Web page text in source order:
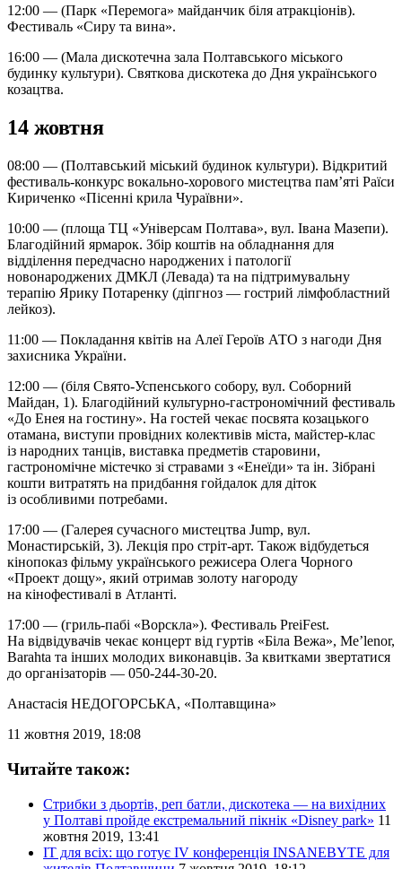
12:00 — (Парк «Перемога» майданчик біля атракціонів).
Фестиваль «Сиру та вина».
16:00 — (Мала дискотечна зала Полтавського міського
будинку культури). Святкова дискотека до Дня українського
козацтва.
14 жовтня
08:00 — (Полтавський міський будинок культури). Відкритий
фестиваль-конкурс вокально-хорового мистецтва пам’яті Раїси
Кириченко «Пісенні крила Чураївни».
10:00 — (площа ТЦ «Універсам Полтава», вул. Івана Мазепи).
Благодійний ярмарок. Збір коштів на обладнання для
відділення передчасно народжених і патології
новонароджених ДМКЛ (Левада) та на підтримувальну
терапію Ярику Потаренку (діпгноз — гострий лімфобластний
лейкоз).
11:00 — Покладання квітів на Алеї Героїв АТО з нагоди Дня
захисника України.
12:00 — (біля Свято-Успенського собору, вул. Соборний
Майдан, 1). Благодійний культурно-гастрономічний фестиваль
«До Енея на гостину». На гостей чекає посвята козацького
отамана, виступи провідних колективів міста, майстер-клас
із народних танців, виставка предметів старовини,
гастрономічне містечко зі стравами з «Енеїди» та ін. Зібрані
кошти витратять на придбання гойдалок для діток
із особливими потребами.
17:00 — (Галерея сучасного мистецтва Jump, вул.
Монастирській, 3). Лекція про стріт-арт. Також відбудеться
кінопоказ фільму українського режисера Олега Чорного
«Проект дощу», який отримав золоту нагороду
на кінофестивалі в Атланті.
17:00 — (гриль-пабі «Ворскла»). Фестиваль PreiFest.
На відвідувачів чекає концерт від гуртів «Біла Вежа», Me’lenor,
Barahta та інших молодих виконавців. За квитками звертатися
до організаторів — 050-244-30-20.
Анастасія НЕДОГОРСЬКА, «Полтавщина»
11 жовтня 2019, 18:08
Читайте також:
Стрибки з дьортів, реп батли, дискотека — на вихідних
у Полтаві пройде екстремальний пікнік «Disney park» 11
жовтня 2019, 13:41
IT для всіх: що готує IV конференція INSANEBYTE для